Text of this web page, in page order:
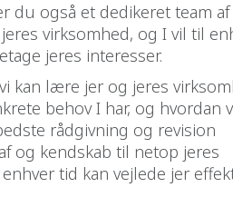
du også et dedikeret team
virksomhed, og I vil til
jeres interesser.
kan lære jer og jeres
behov I har, og hvordan
rådgivning og revision
og kendskab til netop jeres
tid kan vejlede jer